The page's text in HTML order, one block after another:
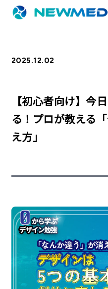
事業内容
サービス一覧
クチコミレスキ
会社概要
企業理念
最新情報
2025.12.02
【初心者向け】今
る！プロが教える
え方」